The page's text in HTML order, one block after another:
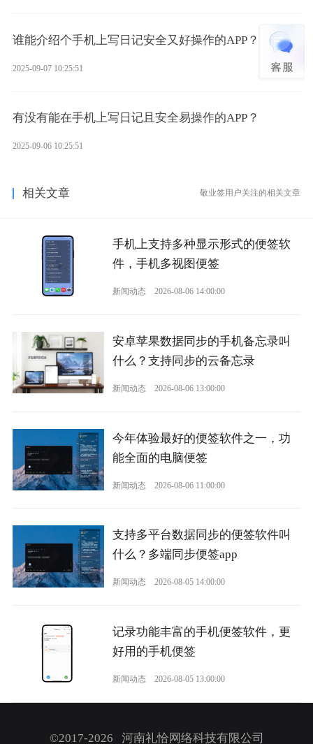
谁能介绍个手机上写日记安全又好操作的APP？
2025-09-07 10:25:51
有没有能在手机上写日记且安全易操作的APP？
2025-09-06 10:25:51
相关文章 敬业签用户关注的相关文章
手机上支持多种显示形式的便签软
件，手机多视图便签
新闻动态 2026-08-06 14:00:00
安卓苹果数据同步的手机备忘录叫
什么？支持同步的云备忘录
新闻动态 2026-08-06 13:00:00
今年体验最好的便签软件之一，功
能全面的电脑便签
新闻动态 2026-08-06 11:00:00
支持多平台数据同步的便签软件叫
什么？多端同步便签app
新闻动态 2026-08-05 14:00:00
记录功能丰富的手机便签软件，更
好用的手机便签
新闻动态 2026-08-05 13:00:00
©2017-2026 河南礼恰网络科技有限公司